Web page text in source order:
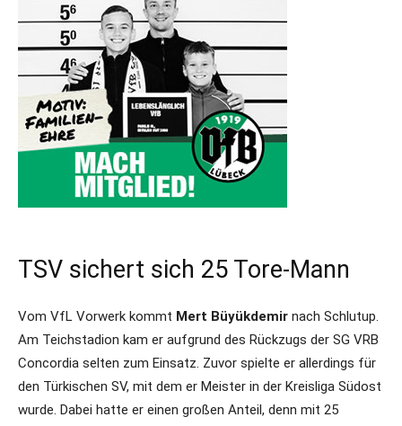
TSV sichert sich 25 Tore-Mann
Vom VfL Vorwerk kommt Mert Büyükdemir nach Schlutup.
Am Teichstadion kam er aufgrund des Rückzugs der SG VRB
Concordia selten zum Einsatz. Zuvor spielte er allerdings für
den Türkischen SV, mit dem er Meister in der Kreisliga Südost
wurde. Dabei hatte er einen großen Anteil, denn mit 25